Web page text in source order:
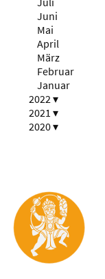
Juni
Mai
April
März
Februar
Januar
2022 ▾
2021 ▾
2020▾